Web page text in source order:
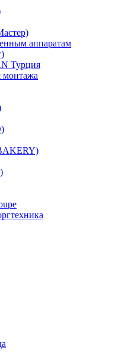
аппаратам
Турция
монтажа